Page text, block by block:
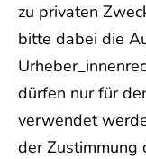
zu privaten
bitte dabei die
dürfen nur für
verwendet
der Zustimmung